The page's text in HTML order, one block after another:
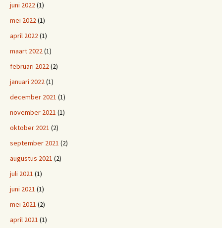
juni 2022(1)
mei 2022(1)
april 2022(1)
maart 2022(1)
februari 2022(2)
januari 2022(1)
december 2021 (1)
november 2021 (1)
oktober 2021 (2)
september 2021 (2)
augustus 2021 (2)
juli 2021 (1)
juni 2021 (1)
mei 2021 (2)
april 2021 (1)